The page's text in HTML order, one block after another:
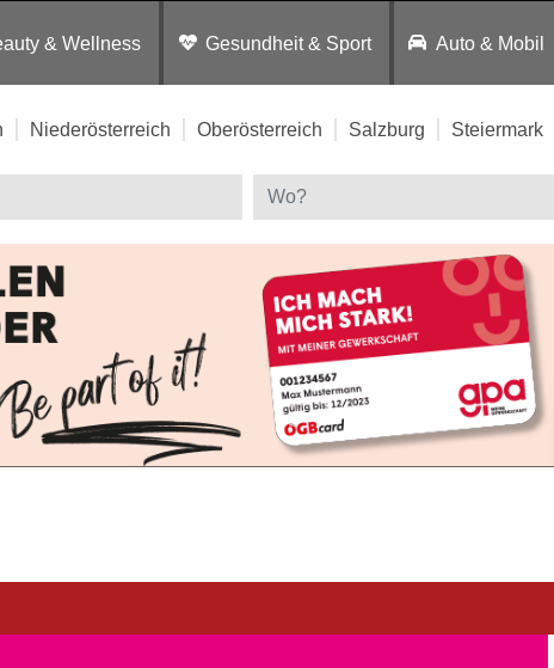
& Wellness Gesundheit & Sport Auto & Mobil
Niederösterreich Oberösterreich Salzburg Steiermark